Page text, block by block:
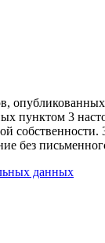
пунктом 3
собственности.
без
данных